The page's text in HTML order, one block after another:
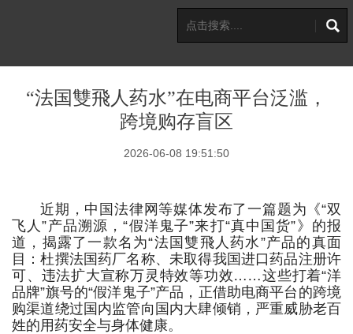
“法国雙飛人药水”在电商平台泛滥，
跨境购存盲区
2026-06-08 19:51:50
近期，中国法律网等媒体发布了一篇题为《“双
飞人”产品溯源，“假洋鬼子”来打“真中国货”》的报
道，揭露了一款名为“法国雙飛人药水”产品的真面
目：杜撰法国药厂名称、未取得我国进口药品注册许
可、违法扩大宣称万灵特效等功效……这些打着“洋
品牌”旗号的“假洋鬼子”产品，正借助电商平台的跨境
购渠道绕过国内监管向国内大肆倾销，严重威胁老百
姓的用药安全与身体健康。